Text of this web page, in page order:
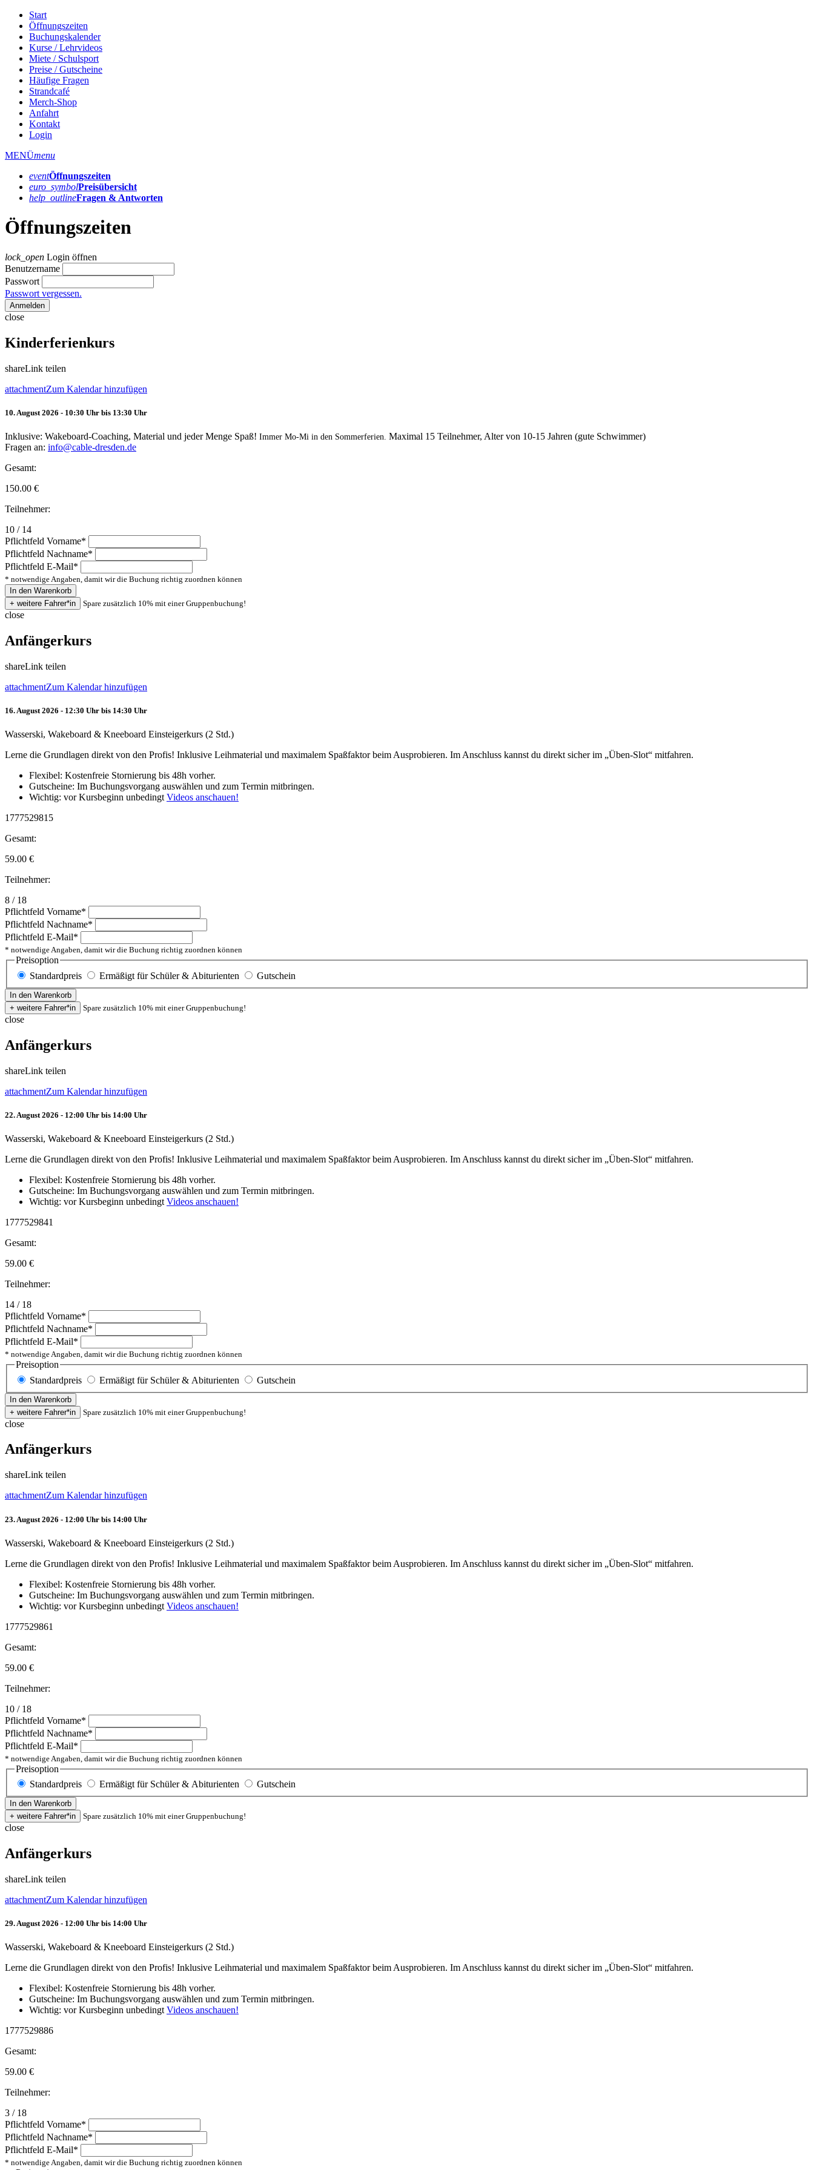
Start
Öffnungszeiten
Buchungskalender
Kurse / Lehrvideos
Miete / Schulsport
Preise / Gutscheine
Häufige Fragen
Strandcafé
Merch-Shop
Anfahrt
Kontakt
Login
MENÜmenu
eventÖffnungs­zeiten
euro_symbolPreis­übersicht
help_outlineFragen & Antworten
Öffnungszeiten
lock_open Login öffnen
Benutzername
Passwort
Passwort vergessen.
Anmelden
close
Kinderferienkurs
shareLink teilen
attachmentZum Kalendar hinzufügen
10. August 2026 - 10:30 Uhr bis 13:30 Uhr
Inklusive: Wakeboard-Coaching, Material und jeder Menge Spaß! Immer Mo-Mi in den Sommerferien. Maximal 15 Teilnehmer, Alter von 10-15 Jahren (gute Schwimmer)
Fragen an: info@cable-dresden.de
Gesamt:
150.00 €
Teilnehmer:
10 / 14
Pflichtfeld Vorname*
Pflichtfeld Nachname*
Pflichtfeld E-Mail*
* notwendige Angaben, damit wir die Buchung richtig zuordnen können
Spare zusätzlich 10% mit einer Gruppenbuchung!
close
Anfängerkurs
shareLink teilen
attachmentZum Kalendar hinzufügen
16. August 2026 - 12:30 Uhr bis 14:30 Uhr
Wasserski, Wakeboard & Kneeboard Einsteigerkurs (2 Std.)
Lerne die Grundlagen direkt von den Profis! Inklusive Leihmaterial und maximalem Spaßfaktor beim Ausprobieren. Im Anschluss kannst du direkt sicher im „Üben-Slot“ mitfahren.
Flexibel: Kostenfreie Stornierung bis 48h vorher.
Gutscheine: Im Buchungsvorgang auswählen und zum Termin mitbringen.
Wichtig: vor Kursbeginn unbedingt Videos anschauen!
1777529815
Gesamt:
59.00 €
Teilnehmer:
8 / 18
Pflichtfeld Vorname*
Pflichtfeld Nachname*
Pflichtfeld E-Mail*
* notwendige Angaben, damit wir die Buchung richtig zuordnen können
Preisoption
Standardpreis
Ermäßigt für Schüler & Abiturienten Gutschein
Spare zusätzlich 10% mit einer Gruppenbuchung!
close
Anfängerkurs
shareLink teilen
attachmentZum Kalendar hinzufügen
22. August 2026 - 12:00 Uhr bis 14:00 Uhr
Wasserski, Wakeboard & Kneeboard Einsteigerkurs (2 Std.)
Lerne die Grundlagen direkt von den Profis! Inklusive Leihmaterial und maximalem Spaßfaktor beim Ausprobieren. Im Anschluss kannst du direkt sicher im „Üben-Slot“ mitfahren.
Flexibel: Kostenfreie Stornierung bis 48h vorher.
Gutscheine: Im Buchungsvorgang auswählen und zum Termin mitbringen.
Wichtig: vor Kursbeginn unbedingt Videos anschauen!
1777529841
Gesamt:
59.00 €
Teilnehmer:
14 / 18
Pflichtfeld Vorname*
Pflichtfeld Nachname*
Pflichtfeld E-Mail*
* notwendige Angaben, damit wir die Buchung richtig zuordnen können
Preisoption
Standardpreis
Ermäßigt für Schüler & Abiturienten Gutschein
Spare zusätzlich 10% mit einer Gruppenbuchung!
close
Anfängerkurs
shareLink teilen
attachmentZum Kalendar hinzufügen
23. August 2026 - 12:00 Uhr bis 14:00 Uhr
Wasserski, Wakeboard & Kneeboard Einsteigerkurs (2 Std.)
Lerne die Grundlagen direkt von den Profis! Inklusive Leihmaterial und maximalem Spaßfaktor beim Ausprobieren. Im Anschluss kannst du direkt sicher im „Üben-Slot“ mitfahren.
Flexibel: Kostenfreie Stornierung bis 48h vorher.
Gutscheine: Im Buchungsvorgang auswählen und zum Termin mitbringen.
Wichtig: vor Kursbeginn unbedingt Videos anschauen!
1777529861
Gesamt:
59.00 €
Teilnehmer:
10 / 18
Pflichtfeld Vorname*
Pflichtfeld Nachname*
Pflichtfeld E-Mail*
* notwendige Angaben, damit wir die Buchung richtig zuordnen können
Preisoption
Standardpreis
Ermäßigt für Schüler & Abiturienten Gutschein
Spare zusätzlich 10% mit einer Gruppenbuchung!
close
Anfängerkurs
shareLink teilen
attachmentZum Kalendar hinzufügen
29. August 2026 - 12:00 Uhr bis 14:00 Uhr
Wasserski, Wakeboard & Kneeboard Einsteigerkurs (2 Std.)
Lerne die Grundlagen direkt von den Profis! Inklusive Leihmaterial und maximalem Spaßfaktor beim Ausprobieren. Im Anschluss kannst du direkt sicher im „Üben-Slot“ mitfahren.
Flexibel: Kostenfreie Stornierung bis 48h vorher.
Gutscheine: Im Buchungsvorgang auswählen und zum Termin mitbringen.
Wichtig: vor Kursbeginn unbedingtVideos anschauen!
1777529886
Gesamt:
59.00 €
Teilnehmer:
3 / 18
Pflichtfeld Vorname*
Pflichtfeld Nachname*
Pflichtfeld E-Mail*
* notwendige Angaben, damit wir die Buchung richtig zuordnen können